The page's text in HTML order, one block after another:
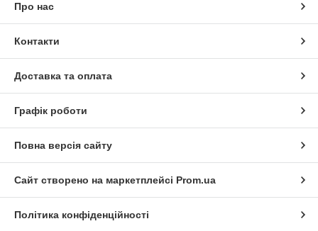
Про нас
Контакти
Доставка та оплата
Графік роботи
Повна версія сайту
Сайт створено на маркетплейсі Prom.ua
Політика конфіденційності